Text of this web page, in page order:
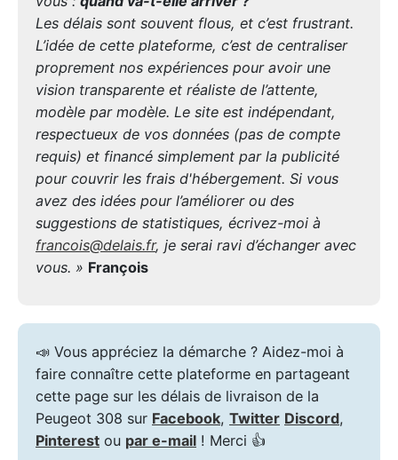
Les délais sont souvent flous, et c’est frustrant.
L’idée de cette plateforme, c’est de centraliser
proprement nos expériences pour avoir une
vision transparente et réaliste de l’attente,
modèle par modèle. Le site est indépendant,
respectueux de vos données (pas de compte
requis) et financé simplement par la publicité
pour couvrir les frais d'hébergement. Si vous
avez des idées pour l’améliorer ou des
suggestions de statistiques, écrivez-moi à
francois@delais.fr, je serai ravi d’échanger avec
vous. » François
📣 Vous appréciez la démarche ? Aidez-moi à
faire connaître cette plateforme en partageant
cette page sur les délais de livraison de la
Peugeot 308 sur Facebook, Twitter Discord,
Pinterest ou par e-mail ! Merci 👍